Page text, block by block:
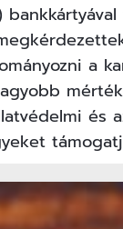
a
és